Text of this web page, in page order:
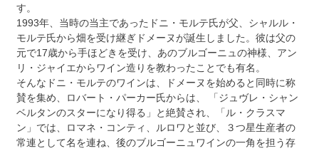
す。
1993年、当時の当主であったドニ・モルテ氏が父、シャルル・
モルテ氏から畑を受け継ぎドメーヌが誕生しました。彼は父の
元で17歳から手ほどきを受け、あのブルゴーニュの神様、アン
リ・ジャイエからワイン造りを教わったことでも有名。
そんなドニ・モルテのワインは、ドメーヌを始めると同時に称
賛を集め、ロバート・パーカー氏からは、 「ジュヴレ・シャン
ベルタンのスターになり得る」と絶賛され、「ル・クラスマ
ン」では、ロマネ・コンティ、ルロワと並び、３つ星生産者の
常連として名を連ね、後のブルゴーニュワインの一角を担う存